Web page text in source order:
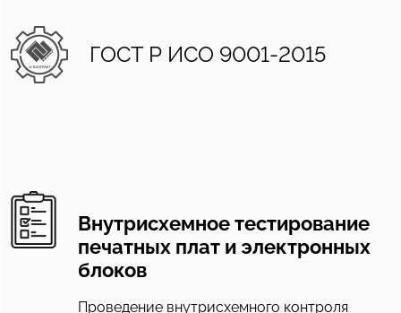
ГОСТ Р ИСО 9001-2015
Внутрисхемное тестирование
печатных плат и электронных
блоков
Проведение внутрисхемного контроля